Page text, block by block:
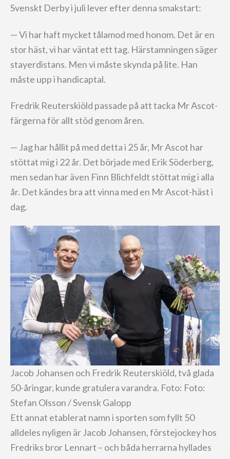
Svenskt Derby i juli lever efter denna smakstart:
— Vi har haft mycket tålamod med honom. Det är en
stor häst, vi har väntat ett tag. Härstamningen säger
stayerdistans. Men vi måste skynda på lite. Han
måste upp i handicaptal.
Fredrik Reuterskiöld passade på att tacka Mr Ascot-
färgerna för allt stöd genom åren.
— Jag har hållit på med detta i 25 år, Mr Ascot har
stöttat mig i 22 år. Det började med Erik Söderberg,
men sedan har även Finn Blichfeldt stöttat mig i alla
år. Det kändes bra att vinna med en Mr Ascot-häst i
dag.
Jacob Johansen och Fredrik Reuterskiöld, två glada
50-åringar, kunde gratulera varandra. Foto: Foto:
Stefan Olsson / Svensk Galopp
Ett annat etablerat namn i sporten som fyllt 50
alldeles nyligen är Jacob Johansen, förstejockey hos
Fredriks bror Lennart – och båda herrarna hyllades